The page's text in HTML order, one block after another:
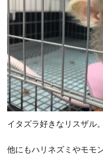
イタズラ好きなリスザル。
他にもハリネズミやモモ